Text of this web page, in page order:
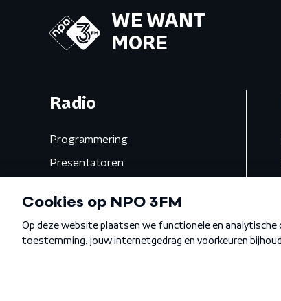
WE WANT
MORE
Radio
Programmering
Presentatoren
Gemist
Algemene voorwaarden Privacybeleid